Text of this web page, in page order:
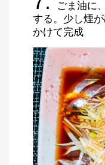
ごま油に
する。少し煙
かけて完成